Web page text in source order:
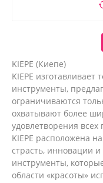
KIEPE (Киепе)
KIEPE
инструменты,
ограничиваются
охватывают более
удовлетворения
KIEPE расположена
страсть, инновации
инструменты,
области «красоты»